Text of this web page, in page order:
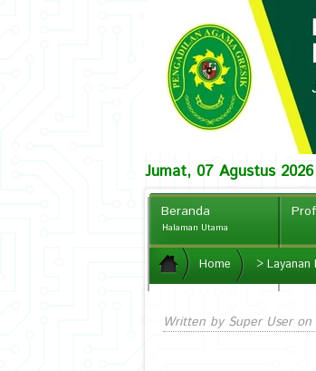
Jumat, 07 Agustus 2026
Beranda
Halaman Utama
PPID Home > Layanan
Written by Super User on